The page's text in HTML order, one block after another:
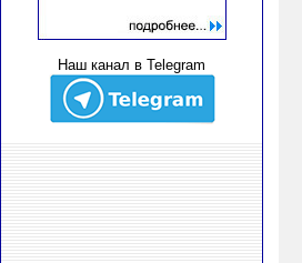
Наш канал в Telegram